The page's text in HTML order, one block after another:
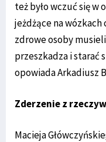
też było wczuć się w
jeżdżące na wózkach
zdrowe osoby
przeszkadza i starać
opowiada Arkadiusz
Zderzenie z
Macieja